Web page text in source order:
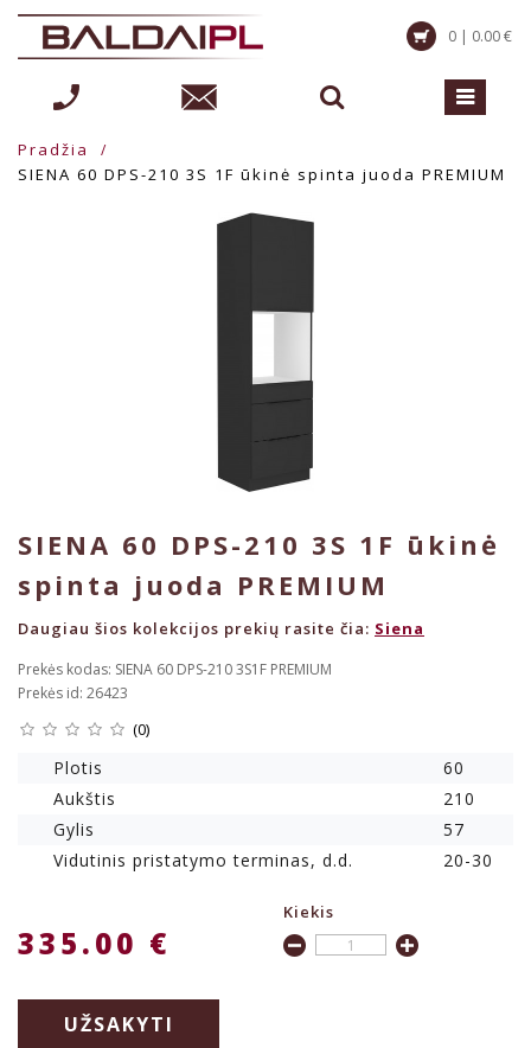
0 | 0.00 €
Pradžia
SIENA 60 DPS-210 3S 1F ūkinė spinta juoda PREMIUM
SIENA 60 DPS-210 3S 1F ūkinė
spinta juoda PREMIUM
Daugiau šios kolekcijos prekių rasite čia: Siena
Prekės kodas: SIENA 60 DPS-210 3S1F PREMIUM
Prekės id: 26423
(0)
Plotis
60
Aukštis
210
Gylis
57
Vidutinis pristatymo terminas, d.d.
20-30
335.00 €
Kiekis
UŽSAKYTI